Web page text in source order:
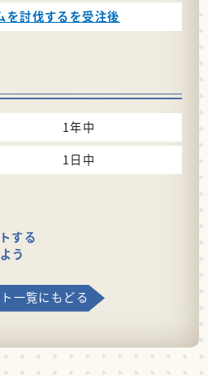
を討伐するを受注後
1年中
1日中
する
う
一覧にもどる